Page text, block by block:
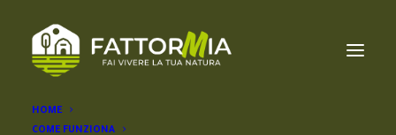
HOME
COME FUNZIONA